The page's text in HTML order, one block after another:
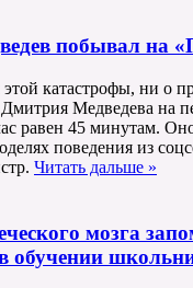
побывал на
катастрофы, ни о
Медведева на
равен 45 минутам.
поведения из
Читать дальше »
мозга
в обучении